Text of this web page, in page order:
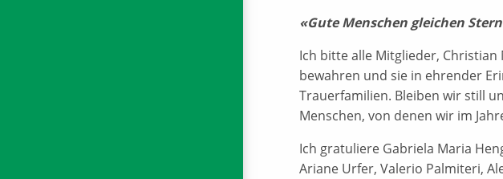
«Gute Menschen gleichen
Ich bitte alle Mitglieder,
bewahren und sie in ehrender
Trauerfamilien. Bleiben wir still
Menschen, von denen wir im
Ich gratuliere Gabriela Maria
Ariane Urfer, Valerio Palmiteri,